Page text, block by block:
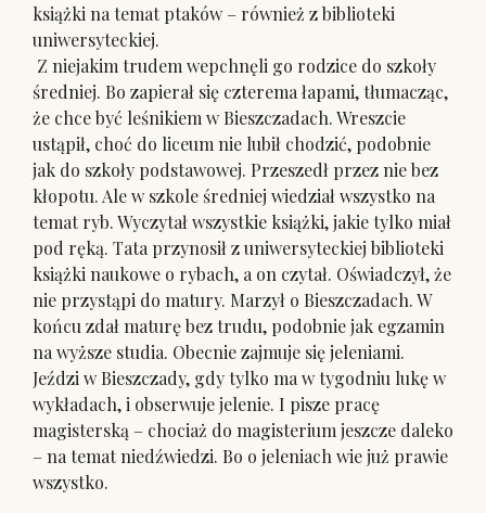
książki na temat ptaków – również z biblioteki
uniwersyteckiej.
Z niejakim trudem wepchnęli go rodzice do szkoły
średniej. Bo zapierał się czterema łapami, tłumacząc,
że chce być leśnikiem w Bieszczadach. Wreszcie
ustąpił, choć do liceum nie lubił chodzić, podobnie
jak do szkoły podstawowej. Przeszedł przez nie bez
kłopotu. Ale w szkole średniej wiedział wszystko na
temat ryb. Wyczytał wszystkie książki, jakie tylko miał
pod ręką. Tata przynosił z uniwersyteckiej biblioteki
książki naukowe o rybach, a on czytał. Oświadczył, że
nie przystąpi do matury. Marzył o Bieszczadach. W
końcu zdał maturę bez trudu, podobnie jak egzamin
na wyższe studia. Obecnie zajmuje się jeleniami.
Jeździ w Bieszczady, gdy tylko ma w tygodniu lukę w
wykładach, i obserwuje jelenie. I pisze pracę
magisterską – chociaż do magisterium jeszcze daleko
– na temat niedźwiedzi. Bo o jeleniach wie już prawie
wszystko.